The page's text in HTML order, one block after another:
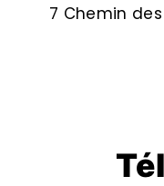
7 Chemin